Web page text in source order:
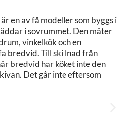
en av få modeller som byggs i
i sovrummet. Den mäter
vinkelkök och en
bredvid. Till skillnad från
bredvid har köket inte den
Det går inte eftersom